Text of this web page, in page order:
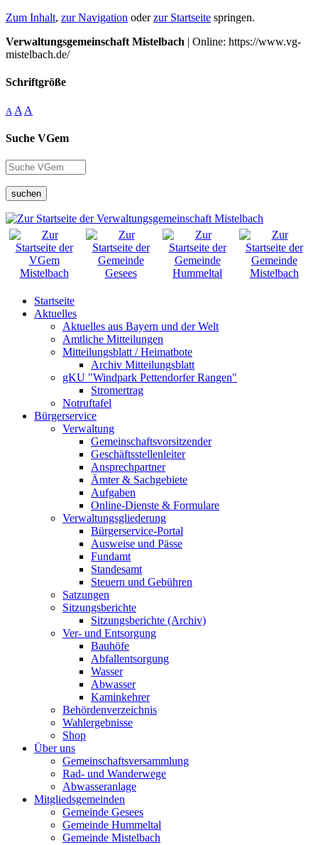
Zum Inhalt, zur Navigation oderzur Startseite springen.
Verwaltungsgemeinschaft Mistelbach | Online: https://www.vg-
mistelbach.de/
Schriftgröße
A A A
Suche VGem
suchen
Startseite
Aktuelles
Aktuelles aus Bayern und der Welt
Amtliche Mitteilungen
Mitteilungsblatt / Heimatbote
Archiv Mitteilungsblatt
gKU "Windpark Pettendorfer Rangen"
Stromertrag
Notruftafel
Bürgerservice
Verwaltung
Gemeinschaftsvorsitzender
Geschäftsstellenleiter
Ansprechpartner
Ämter & Sachgebiete
Aufgaben
Online-Dienste & Formulare
Verwaltungsgliederung
Bürgerservice-Portal
Ausweise und Pässe
Fundamt
Standesamt
Steuern und Gebühren
Satzungen
Sitzungsberichte
Sitzungsberichte (Archiv)
Ver- und Entsorgung
Bauhöfe
Abfallentsorgung
Wasser
Abwasser
Kaminkehrer
Behördenverzeichnis
Wahlergebnisse
Shop
Über uns
Gemeinschaftsversammlung
Rad- und Wanderwege
Abwasseranlage
Mitgliedsgemeinden
Gemeinde Gesees
Gemeinde Hummeltal
Gemeinde Mistelbach